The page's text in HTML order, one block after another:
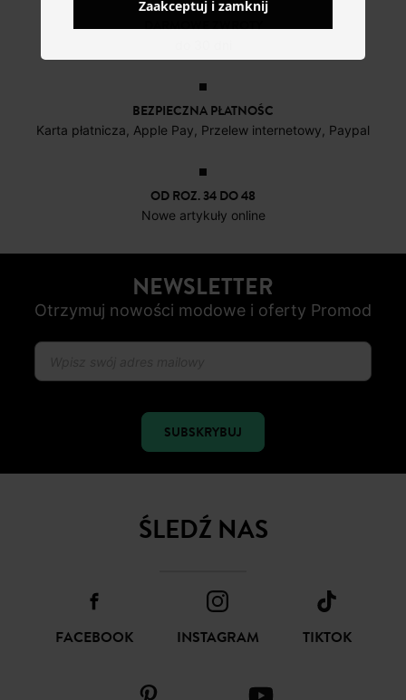
DARMOWE ZWROTY
BEZPIECZNA PŁATNOŚC
Karta płatnicza, Apple Pay, Przelew internetowy, Paypal
OD ROZ. 34 DO 48
Nowe artykuły online
NEWSLETTER
Otrzymuj nowości modowe i oferty Promod
SUBSKRYBUJ
ŚLEDŹ NAS
FACEBOOK INSTAGRAM TIKTOK
Zaakceptuj i zamknij